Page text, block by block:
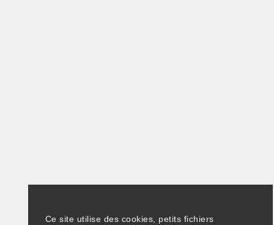
Ce site utilise des cookies, petits fichiers